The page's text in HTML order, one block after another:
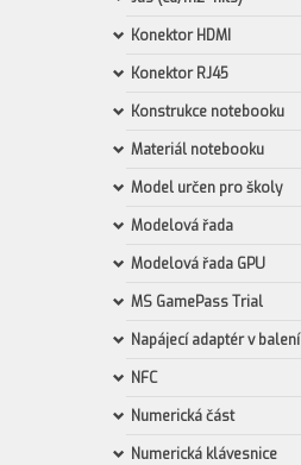
Konektor HDMI
Konektor RJ45
Konstrukce notebooku
Materiál notebooku
Model určen pro školy
Modelová řada
Modelová řada GPU
MS GamePass Trial
Napájecí adaptér v balení
NFC
Numerická část
Numerická klávesnice